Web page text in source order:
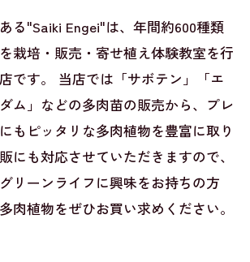
る"Saiki Engei"は、年間約600種類
栽培・販売・寄せ植え体験教室を行
です。 当店では「サボテン」「エ
ム」などの多肉苗の販売から、プレ
もピッタリな多肉植物を豊富に取り
にも対応させていただきますので、
リーンライフに興味をお持ちの方
肉植物をぜひお買い求めください。